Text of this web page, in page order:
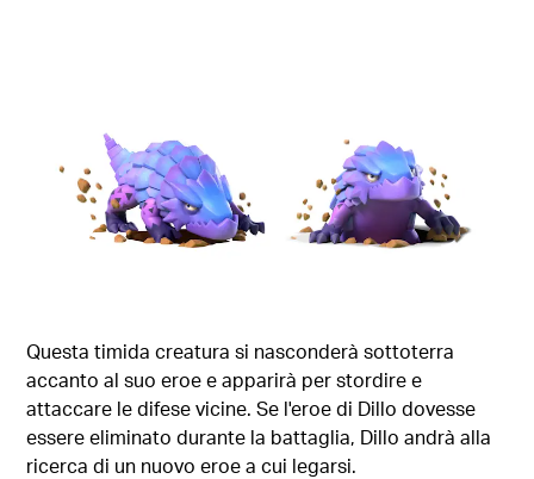
Questa timida creatura si nasconderà sottoterra
accanto al suo eroe e apparirà per stordire e
attaccare le difese vicine. Se l'eroe di Dillo dovesse
essere eliminato durante la battaglia, Dillo andrà alla
ricerca di un nuovo eroe a cui legarsi.